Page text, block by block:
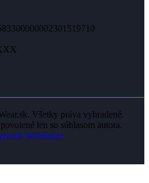
Všetky práva vyhradené.
len so súhlasom autora.
WebBaker